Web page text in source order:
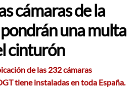
cámaras de la
una multa
cinturón
de las 232 cámaras
tiene instaladas en toda España.